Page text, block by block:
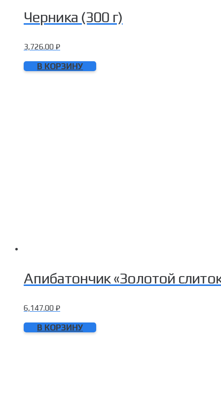
Черника (300 г)
3,726.00 ₽
В КОРЗИНУ
Апибатончик «Золотой
6,147.00 ₽
В КОРЗИНУ